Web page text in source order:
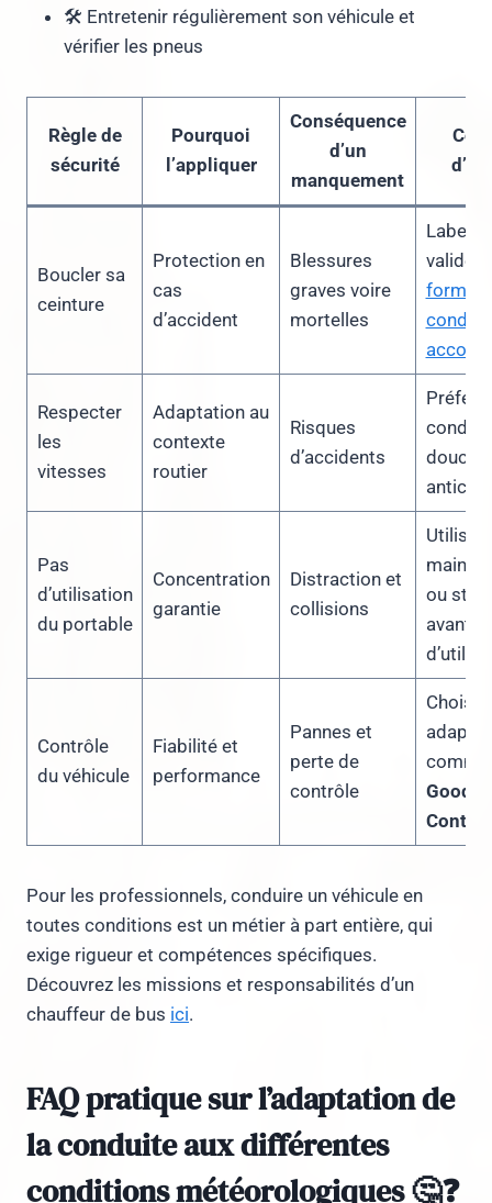
🛠️ Entretenir régulièrement son véhicule et
vérifier les pneus
Règle de
sécurité
Pourquoi
l’appliquer
Conséquence
d’un
manquement
Boucler sa
ceinture
Protection en
cas
d’accident
Blessures
graves voire
mortelles
Label
validé
Respecter
les
vitesses
Adaptation au
contexte
routier
Risques
d’accidents
douce
Pas
d’utilisation
du portable
Concentration
garantie
Distraction et
collisions
Utiliser
mains
ou
avant
Contrôle
du véhicule
Fiabilité et
performance
Pannes et
perte de
contrôle
Choisir
comme
Pour les professionnels, conduire un véhicule en
toutes conditions est un métier à part entière, qui
exige rigueur et compétences spécifiques.
Découvrez les missions et responsabilités d’un
chauffeur de bus ici.
FAQ pratique sur l’adaptation de
la conduite aux différentes
conditions météorologiques 🤔❓